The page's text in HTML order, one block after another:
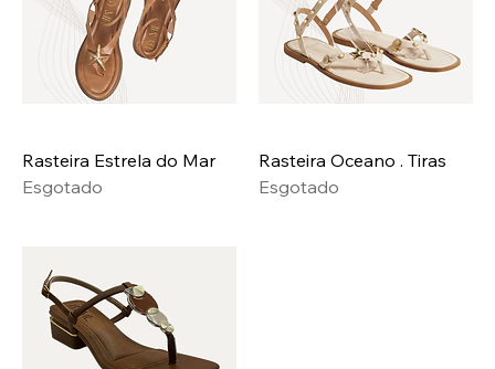
Rasteira Estrela do Mar
Esgotado
Rasteira Oceano . Tiras
Esgotado